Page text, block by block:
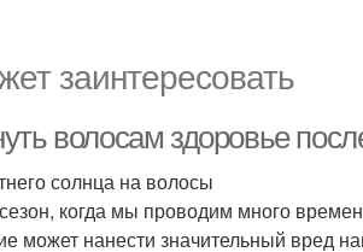
заинтересовать
волосам здоровье
солнца на волосы
когда мы проводим много
может нанести значительный вред